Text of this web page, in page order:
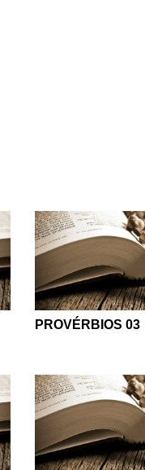
estão contidas ali são
encontrará praticidade e
PROVÉRBIOS 03